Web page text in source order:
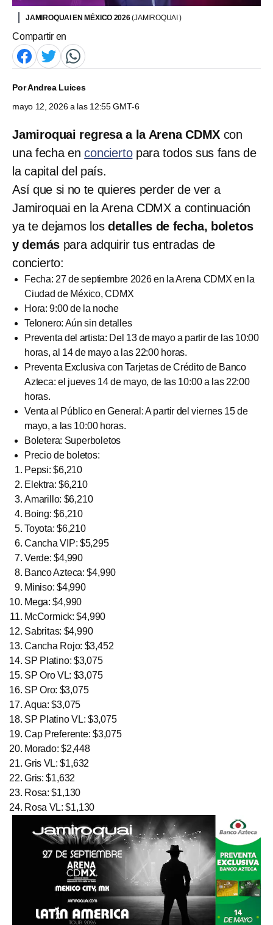
JAMIROQUAI EN MÉXICO 2026(JAMIROQUAI )
Compartir en
PorAndrea Luices
mayo 12, 2026 a las 12:55 GMT-6
Jamiroquai regresa a la Arena CDMX con
una fecha enconciertopara todos sus fans de
la capital del país.
Así que si no te quieres perder de ver a
Jamiroquai en la Arena CDMX a continuación
ya te dejamos losdetalles de fecha, boletos
y demás para adquirir tus entradas de
concierto:
Fecha: 27 de septiembre 2026 en la Arena CDMX en la
Ciudad de México, CDMX
Hora: 9:00 de la noche
Telonero: Aún sin detalles
Preventa del artista: Del 13 de mayo a partir de las 10:00
horas, al 14 de mayo a las 22:00 horas.
Preventa Exclusiva con Tarjetas de Crédito de Banco
Azteca: el jueves 14 de mayo, de las 10:00 a las 22:00
horas.
Venta al Público en General: A partir del viernes 15 de
mayo, a las 10:00 horas.
Boletera: Superboletos
Precio de boletos:
Pepsi: $6,210
Elektra: $6,210
Amarillo: $6,210
Boing: $6,210
Toyota: $6,210
Cancha VIP: $5,295
Verde: $4,990
Banco Azteca: $4,990
Miniso: $4,990
Mega: $4,990
McCormick: $4,990
Sabritas: $4,990
Cancha Rojo: $3,452
SP Platino: $3,075
SP Oro VL: $3,075
SP Oro: $3,075
Aqua: $3,075
SP Platino VL: $3,075
Cap Preferente: $3,075
Morado: $2,448
Gris VL: $1,632
Gris: $1,632
Rosa: $1,130
Rosa VL: $1,130